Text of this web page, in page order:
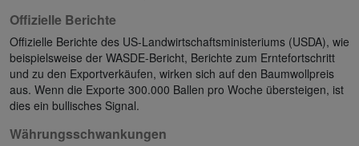
Offizielle Berichte
Offizielle Berichte des US-Landwirtschaftsministeriums (USDA), wie
beispielsweise der WASDE-Bericht, Berichte zum Erntefortschritt
und zu den Exportverkäufen, wirken sich auf den Baumwollpreis
aus. Wenn die Exporte 300.000 Ballen pro Woche übersteigen, ist
dies ein bullisches Signal.
Währungsschwankungen